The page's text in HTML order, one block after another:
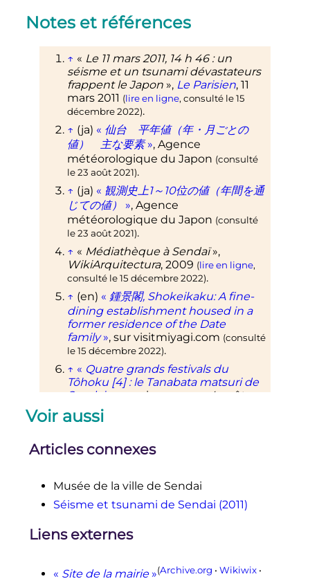
Notes et références
↑ « Le 11 mars 2011, 14 h 46 : un
séisme et un tsunami dévastateurs
frappent le Japon », Le Parisien, 11
mars 2011 (lire en ligne, consulté le15
décembre 2022).
↑ (ja) « 仙台 平年値（年・月ごとの
値） 主な要素 », Agence
météorologique du Japon (consulté
le23 août 2021).
↑ (ja) « 観測史上1～10位の値（年間を通
じての値）
», Agence
météorologique du Japon (consulté
le23 août 2021).
↑ « Médiathèque à Sendaï »,
WikiArquitectura, 2009 (lire en ligne,
consulté le15 décembre 2022).
↑ (en) « 鍾景閣, Shokeikaku: A fine-
dining establishment housed in a
former residence of the Date
family », sur visitmiyagi.com (consulté
le15 décembre 2022).
↑ « Quatre grands festivals du
Tôhoku [4] : le Tanabata matsuri de
Sendai », surnippon.com,4 août
(consulté le
bambou », surlemarchejaponais.fr
(consulté le 15 décembre 2022)
Voir aussi
Articles connexes
Musée de la ville de Sendai
Séisme et tsunami de Sendai (2011)
Liens externes
« Site de la mairie»(Archive.org • Wikiwix•